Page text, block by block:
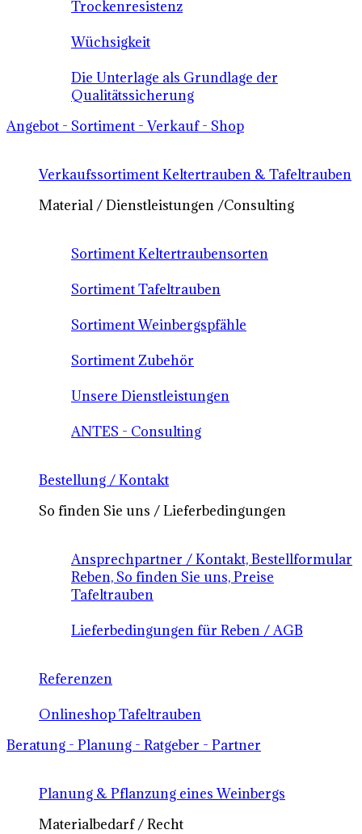
Trockenresistenz
Wüchsigkeit
Die Unterlage als Grundlage der
Qualitätssicherung
Angebot - Sortiment - Verkauf - Shop
Verkaufssortiment Keltertrauben & Tafeltrauben
Material / Dienstleistungen /Consulting
Sortiment Keltertraubensorten
Sortiment Tafeltrauben
Sortiment Weinbergspfähle
Sortiment Zubehör
Unsere Dienstleistungen
ANTES - Consulting
Bestellung / Kontakt
So finden Sie uns / Lieferbedingungen
Ansprechpartner / Kontakt, Bestellformular
Reben, So finden Sie uns, Preise
Tafeltrauben
Lieferbedingungen für Reben / AGB
Referenzen
Onlineshop Tafeltrauben
Beratung - Planung - Ratgeber - Partner
Planung & Pflanzung eines Weinbergs
Materialbedarf / Recht